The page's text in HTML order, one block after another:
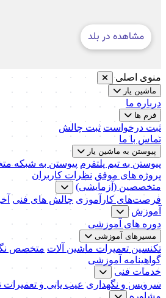
منوی اصلی
ماشین یار
درباره ما
فرم ها
ثبت درخواست ثبت چالش
تماس با ما
پیوستن به ماشین یار
پیوستن به تیم پلتفرم پیوستن به شبکه
پروژه های موفق نظرات کاربران
متخصصین (آزمایشی)
فرصت‌های کارآموزی چالش های فنی
آموزش
دوره های آموزشی
مسیرهای آموزشی
تکنسین تعمیرات ماشین آلات متخصص
گواهینامه آموزشی
خدمات فنی
سرویس و نگهداری عیب یابی و
مشاوره